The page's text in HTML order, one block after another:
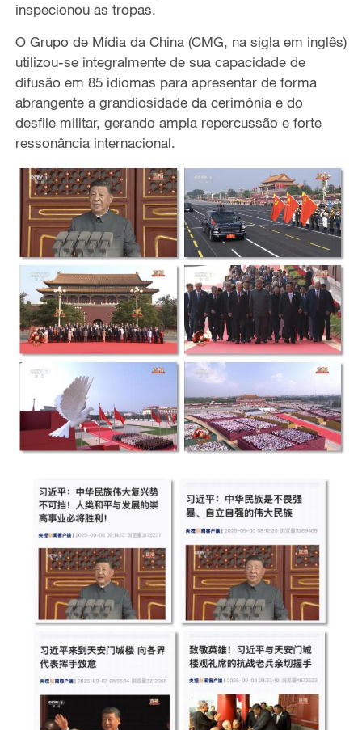
inspecionou as tropas.
O Grupo de Mídia da China (CMG, na sigla em inglês)
utilizou-se integralmente de sua capacidade de
difusão em 85 idiomas para apresentar de forma
abrangente a grandiosidade da cerimônia e do
desfile militar, gerando ampla repercussão e forte
ressonância internacional.